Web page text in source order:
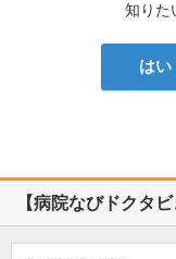
知りた
はい
【病院なびドクタ